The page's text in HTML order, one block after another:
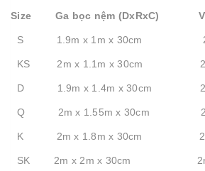
Size Ga bọc nệm (DxRxC) Vỏ
S 1.9m x 1m x 30cm 2m
KS 2m x 1.1m x 30cm 2m
D 1.9m x 1.4m x 30cm 2m
Q 2m x 1.55m x 30cm 2m
K 2m x 1.8m x 30cm 2m
SK 2m x 2m x 30cm 2m